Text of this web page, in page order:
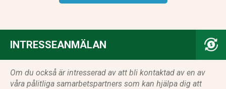
INTRESSEANMÄLAN
Om du också är intresserad av att bli kontaktad av en av
våra pålitliga samarbetspartners som kan hjälpa dig att